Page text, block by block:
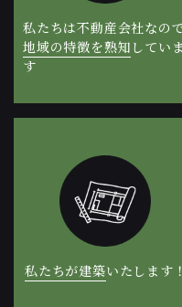
私たちは不動産会社なの
地域の特徴を熟知していま
す
私たちが建築いたします！